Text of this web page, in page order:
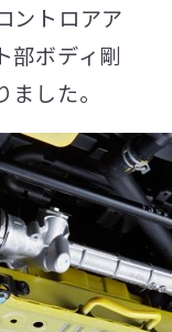
ントロアア
部ボディ剛
した。